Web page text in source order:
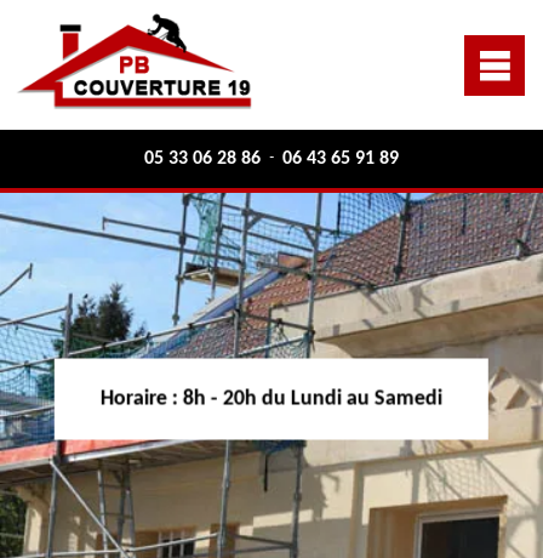
05 33 06 28 86 - 06 43 65 91 89
Horaire : 8h - 20h du Lundi au Samedi